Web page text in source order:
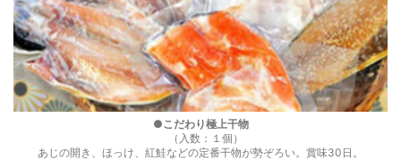
●こだわり極上干物
（入数：１個）
あじの開き、ほっけ、紅鮭などの定番干物が勢ぞろい。賞味30日。